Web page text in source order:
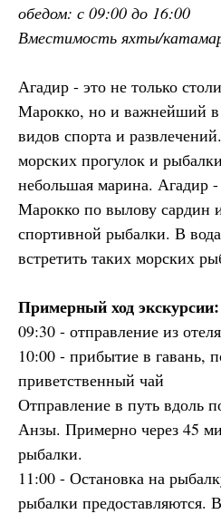
обедом: с 09:00 до 16:00
Вместимость яхты/
Агадир - это не только
Марокко, но и важнейший в
видов спорта и
морских прогулок и
небольшая марина. Агадир
Марокко по вылову сардин
спортивной рыбалки. В
встретить таких морских
Примерный ход экскурсии:
09:30 - отправление из отеля
10:00 - прибытие в гавань,
приветственный чай
Отправление в путь вдоль
Анзы. Примерно через 45
рыбалки.
11:00 - Остановка на
рыбалки предоставляются.